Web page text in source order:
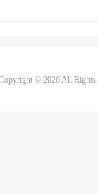
© 2026 All